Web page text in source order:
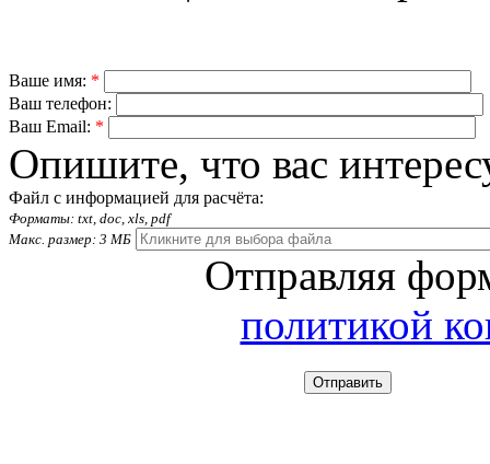
Ваше имя: *
Ваш телефон:
Ваш Email: *
Опишите, что вас
Файл с информацией для расчёта:
Форматы: txt, doc, xls, pdf
Макс. размер: 3 МБ
Отправляя
политикой
Отправить